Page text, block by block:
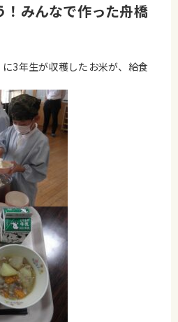
！みんなで作った舟橋
3年生が収穫したお米が、給食